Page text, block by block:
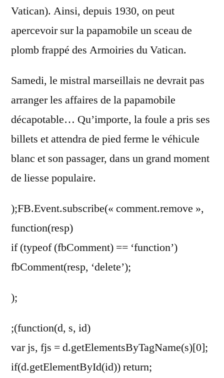
Vatican). Ainsi, depuis 1930, on peut
apercevoir sur la papamobile un sceau de
plomb frappé des Armoiries du Vatican.
Samedi, le mistral marseillais ne devrait pas
arranger les affaires de la papamobile
décapotable… Qu’importe, la foule a pris ses
billets et attendra de pied ferme le véhicule
blanc et son passager, dans un grand moment
de liesse populaire.
);FB.Event.subscribe(« comment.remove »,
function(resp)
if (typeof (fbComment) == ‘function’)
fbComment(resp, ‘delete’);
);
;(function(d, s, id)
var js, fjs = d.getElementsByTagName(s)[0];
if(d.getElementById(id)) return;